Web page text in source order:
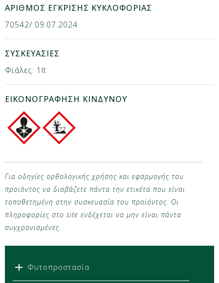
ΑΡΙΘΜΟΣ ΕΓΚΡΙΣΗΣ ΚΥΚΛΟΦΟΡΙΑΣ
70542/ 09.07.2024
ΣΥΣΚΕΥΑΣΙΕΣ
Φιάλες: 1lt
ΕΙΚΟΝΟΓΡΑΦΗΣΗ ΚΙΝΔΥΝΟΥ
Για οδηγίες ορθολογικής χρήσης και εφαρμογής του
προϊόντος να διαβάζετε πάντα την ετικέτα που είναι
τοποθετημένη στην συσκευασία του προϊόντος. Οι
πληροφορίες στο site ενδέχεται να μην είναι πάντα
συγχρονισμένες.
Φυτοπροστασία